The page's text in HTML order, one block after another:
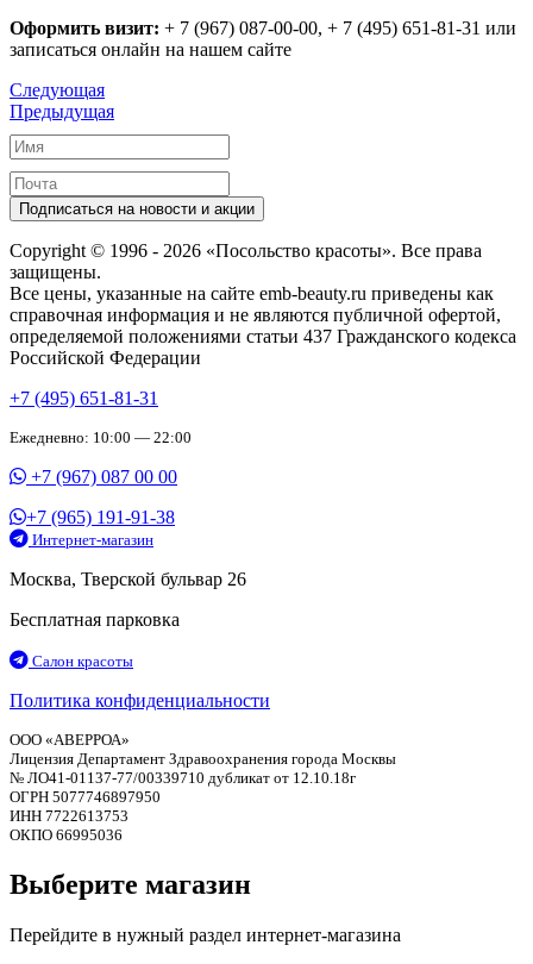
️Оформить визит: + 7 (967) 087-00-00, + 7 (495) 651-81-31 или
записаться онлайн на нашем сайте
Следующая
Предыдущая
Подписаться на новости и акции
Copyright © 1996 - 2026 «Посольство красоты». Все права
защищены.
Все цены, указанные на сайте emb-beauty.ru приведены как
справочная информация и не являются публичной офертой,
определяемой положениями статьи 437 Гражданского кодекса
Российской Федерации
+7 (495) 651-81-31
Ежедневно: 10:00 — 22:00
+7 (967) 087 00 00
+7 (965) 191-91-38
Интернет-магазин
Москва, Тверской бульвар 26
Бесплатная парковка
Салон красоты
Политика конфиденциальности
ООО «АВЕРРОА»
Лицензия Департамент Здравоохранения города Москвы
№ ЛО41-01137-77/00339710 дубликат от 12.10.18г
ОГРН 5077746897950
ИНН 7722613753
ОКПО 66995036
Выберите магазин
Перейдите в нужный раздел интернет-магазина